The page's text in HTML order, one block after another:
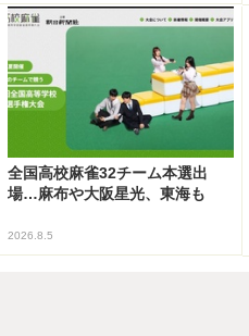
全国高校麻雀32チーム本選出
場…麻布や大阪星光、東海も
2026.8.5